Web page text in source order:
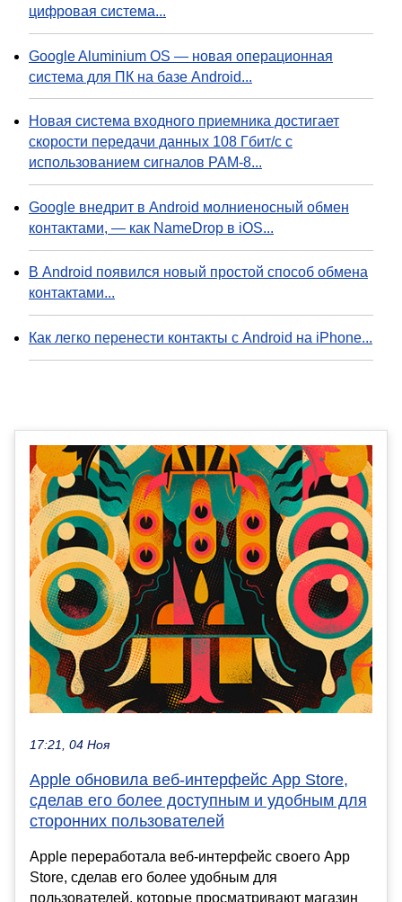
цифровая система...
Google Aluminium OS — новая операционная
система для ПК на базе Android...
Новая система входного приемника достигает
скорости передачи данных 108 Гбит/с с
использованием сигналов PAM-8...
Google внедрит в Android молниеносный обмен
контактами, — как NameDrop в iOS...
В Android появился новый простой способ обмена
контактами...
Как легко перенести контакты с Android на iPhone...
17:21, 04 Ноя
Apple обновила веб-интерфейс App Store,
сделав его более доступным и удобным для
сторонних пользователей
Apple переработала веб-интерфейс своего App
Store, сделав его более удобным для
пользователей, которые просматривают магазин